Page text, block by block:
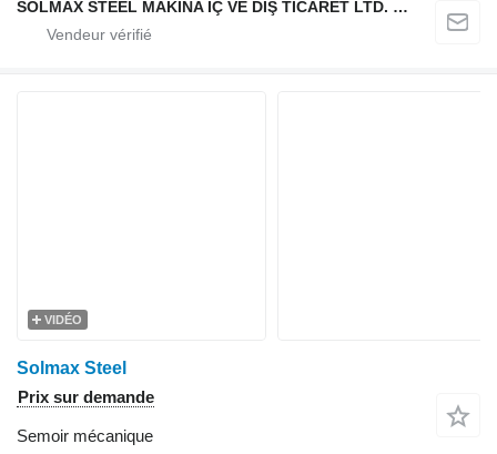
SOLMAX STEEL MAKİNA İÇ VE DIŞ TİCARET LTD. ŞTİ.
VIDÉO
Solmax Steel
Prix sur demande
Semoir mécanique